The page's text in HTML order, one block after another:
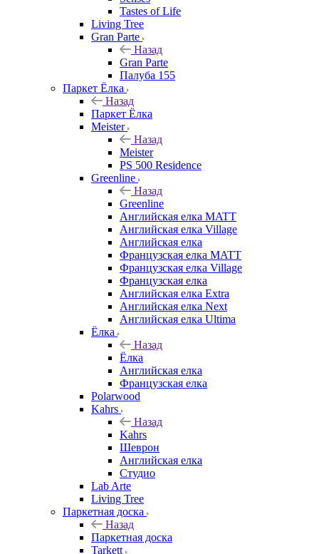
Tastes of Life
Living Tree
Gran Parte
Назад
Gran Parte
Палуба 155
Паркет Ёлка
Назад
Паркет Ёлка
Meister
Назад
Meister
PS 500 Residence
Greenline
Назад
Greenline
Английская елка MATT
Английская елка Village
Английская елка
Французская елка MATT
Французская елка Village
Французская елка
Английская елка Extra
Английская елка Next
Английская елка Ultima
Ёлка
Назад
Ёлка
Английская елка
Французская елка
Polarwood
Kahrs
Назад
Kahrs
Шеврон
Английская елка
Студио
Lab Arte
Living Tree
Паркетная доска
Назад
Паркетная доска
Tarkett